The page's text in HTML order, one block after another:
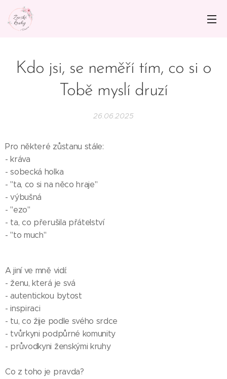
Kdo jsi, se neměří tím, co si o
Tobě myslí druzí
26.06.2025
Pro některé zůstanu stále:
- kráva
- sobecká holka
- "ta, co si na něco hraje"
- výbušná
- "ezo"
- ta, co přerušila přátelství
- "to much"
A jiní ve mně vidí:
- ženu, která je svá
- autentickou bytost
- inspiraci
- tu, co žije podle svého srdce
- tvůrkyni podpůrné komunity
- průvodkyni ženskými kruhy
Co z toho je pravda?